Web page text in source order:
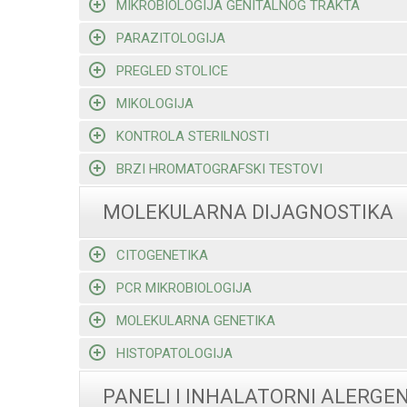
MIKROBIOLOGIJA GENITALNOG TRAKTA
PARAZITOLOGIJA
PREGLED STOLICE
MIKOLOGIJA
KONTROLA STERILNOSTI
BRZI HROMATOGRAFSKI TESTOVI
MOLEKULARNA DIJAGNOSTIKA
CITOGENETIKA
PCR MIKROBIOLOGIJA
MOLEKULARNA GENETIKA
HISTOPATOLOGIJA
PANELI I INHALATORNI